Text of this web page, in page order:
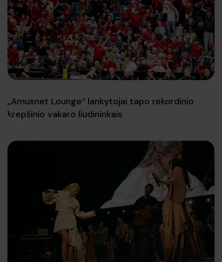
„Amusnet Lounge“ lankytojai tapo rekordinio
krepšinio vakaro liudininkais